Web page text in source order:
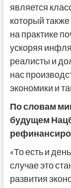
является
который
на практике
ускоряя
реалисты и
нас
экономики и
По словам
будущем
«То есть и
случае это
развития